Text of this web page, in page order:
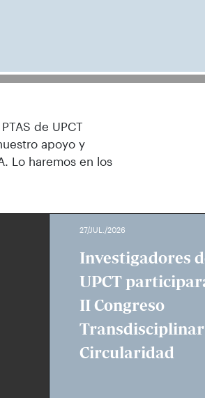
de UPCT
apoyo y
Lo haremos en los
27/JUL./2026
Investigadores
UPCT
II Congreso
Circularidad